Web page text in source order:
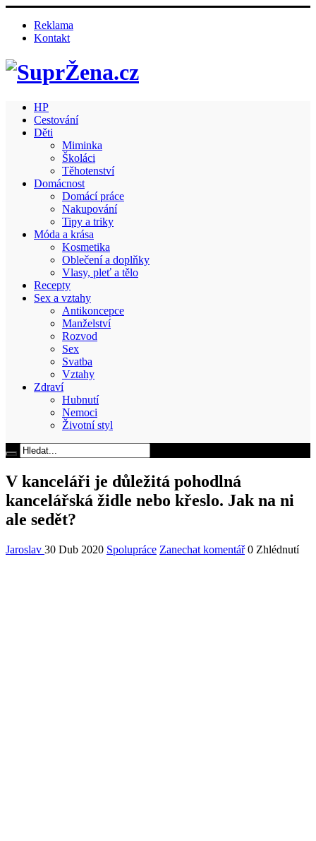
Reklama
Kontakt
HP
Cestování
Děti
Miminka
Školáci
Těhotenství
Domácnost
Domácí práce
Nakupování
Tipy a triky
Móda a krása
Kosmetika
Oblečení a doplňky
Vlasy, pleť a tělo
Recepty
Sex a vztahy
Antikoncepce
Manželství
Rozvod
Sex
Svatba
Vztahy
Zdraví
Hubnutí
Nemoci
Životní styl
V kanceláři je důležitá pohodlná
kancelářská židle nebo křeslo. Jak na ni
ale sedět?
Jaroslav 30 Dub 2020 Spolupráce Zanechat komentář 0 Zhlédnutí